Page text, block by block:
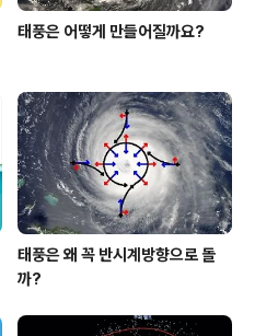
태풍은 어떻게 만들어질까요?
태풍은 왜 꼭 반시계방향으로 돌
까?